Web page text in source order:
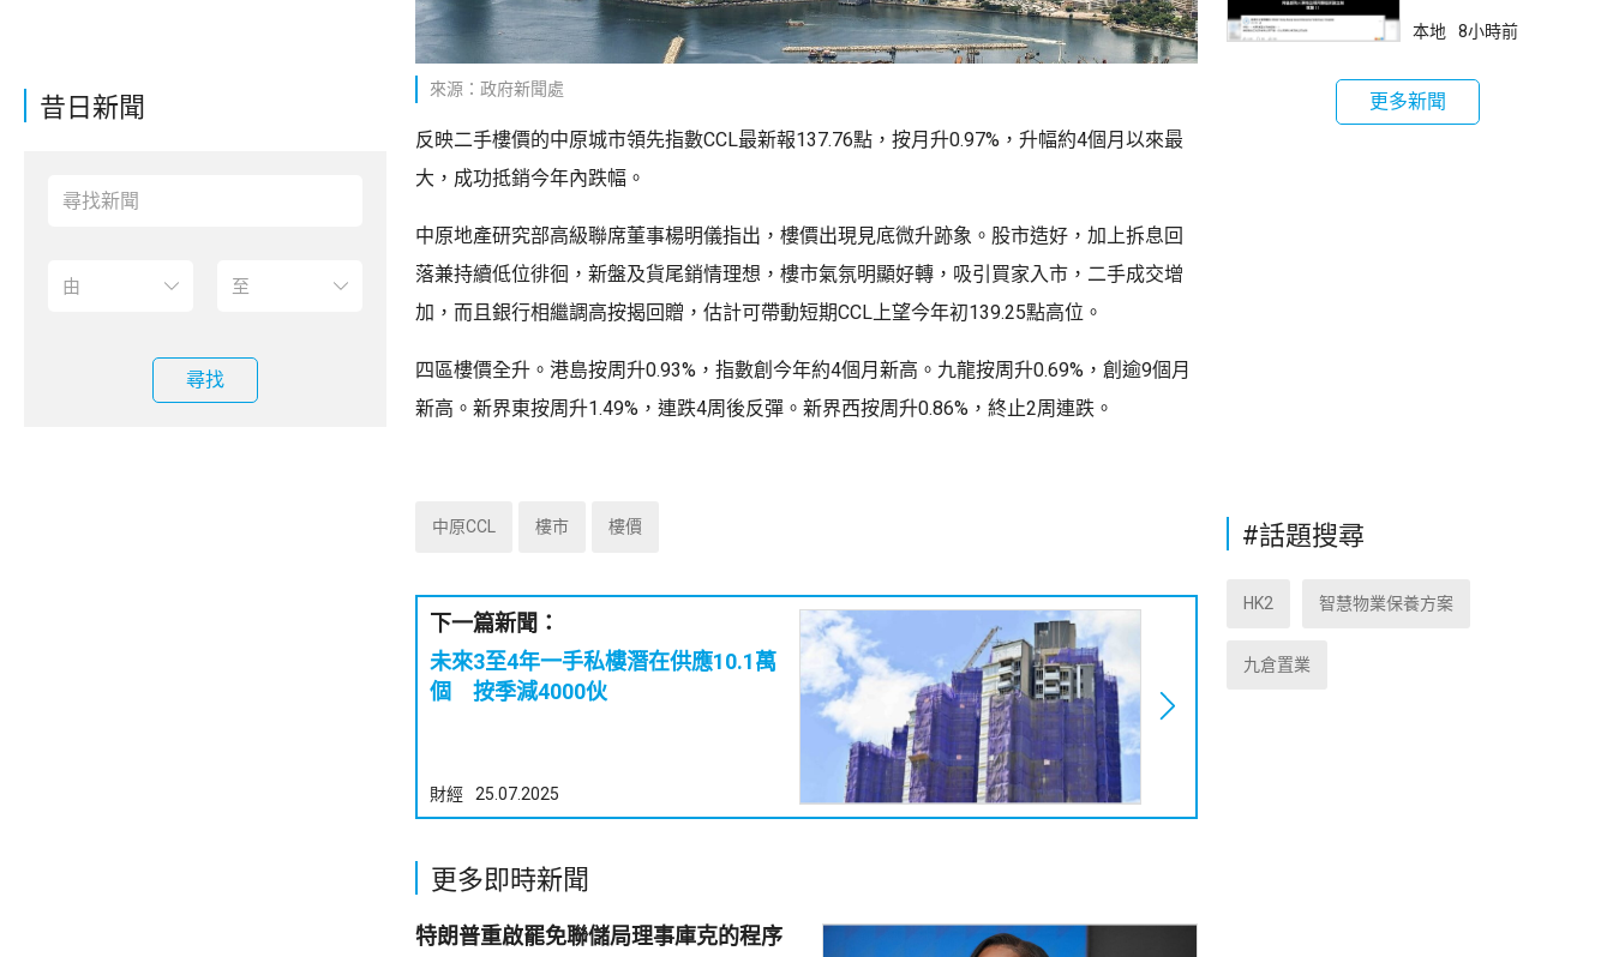
昔日新聞
尋找
來源：政府新聞處
反映二手樓價的中原城市領先指數CCL最新報137.76點，按月升0.97%，升幅約4個月以來最
大，成功抵銷今年內跌幅。
中原地產研究部高級聯席董事楊明儀指出，樓價出現見底微升跡象。股市造好，加上拆息回
落兼持續低位徘徊，新盤及貨尾銷情理想，樓市氣氛明顯好轉，吸引買家入市，二手成交增
加，而且銀行相繼調高按揭回贈，估計可帶動短期CCL上望今年初139.25點高位。
四區樓價全升。港島按周升0.93%，指數創今年約4個月新高。九龍按周升0.69%，創逾9個月
新高。新界東按周升1.49%，連跌4周後反彈。新界西按周升0.86%，終止2周連跌。
中原CCL 樓市 樓價
下一篇新聞：
未來3至4年一手私樓潛在供應10.1萬
個 按季減4000伙
財經 25.07.2025
更多即時新聞
特朗普重啟罷免聯儲局理事庫克的程序
跟進
本地 8小時前
更多新聞
#話題搜尋
HK2 智慧物業保養方案
九倉置業